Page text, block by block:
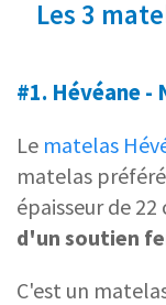
Les 3
#1. Hévéane -
Le matelas
matelas
épaisseur de 22
d'un soutien
C'est un